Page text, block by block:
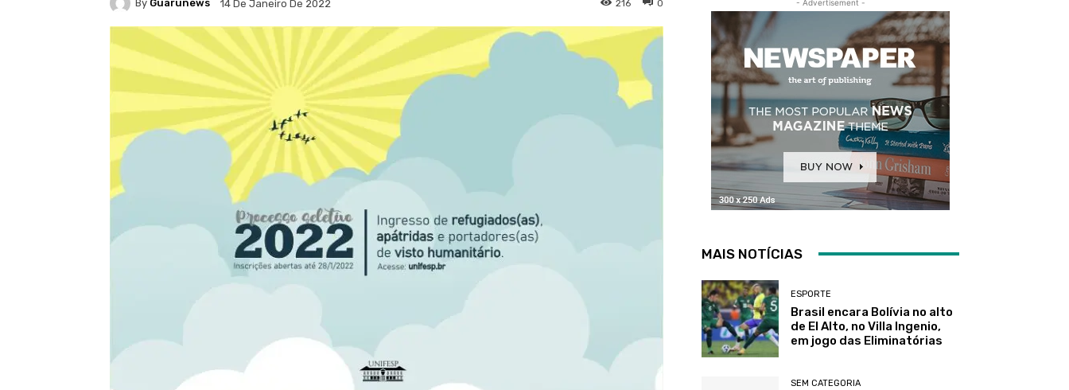
By Guarunews 14 De Janeiro De 2022 0
216 - Advertisement -
MAIS NOTÍCIAS
ESPORTE
Brasil encara Bolívia no alto
de El Alto, no Villa Ingenio,
em jogo das Eliminatórias
SEM CATEGORIA